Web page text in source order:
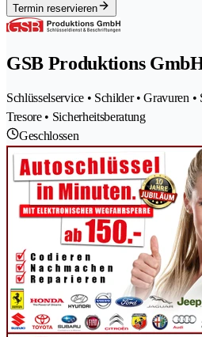
Termin reservieren
GSB Produktions
Schlüsselservice • Schilder • Gravuren •
Tresore • Sicherheitsberatung
Geschlossen